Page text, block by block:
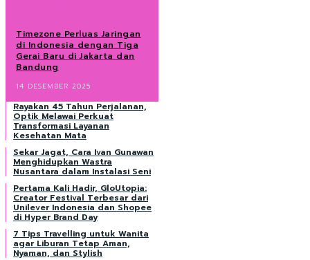
Timezone Perluas Jaringan
di Indonesia dengan Tiga
Gerai Baru di Jakarta dan
Bandung
14 DESEMBER 2025
Rayakan 45 Tahun Perjalanan,
Optik Melawai Perkuat
Transformasi Layanan
Kesehatan Mata
Sekar Jagat, Cara Ivan Gunawan
Menghidupkan Wastra
Nusantara dalam Instalasi Seni
Pertama Kali Hadir, GloUtopia:
Creator Festival Terbesar dari
Unilever Indonesia dan Shopee
di Hyper Brand Day
7 Tips Travelling untuk Wanita
agar Liburan Tetap Aman,
Nyaman, dan Stylish